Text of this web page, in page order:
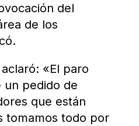
del
de los
«El paro
un pedido de
que están
tomamos todo por